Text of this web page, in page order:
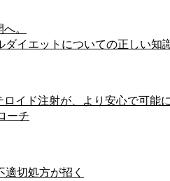
。
イエットについての正しい知
イド注射が、より安心で可能
ーチ
切処方が招く